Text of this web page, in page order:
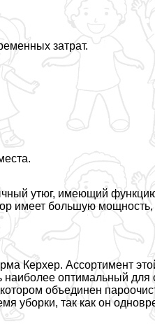
затрат.
утюг, имеющий
имеет большую мощность,
Керхер. Ассортимент
оптимальный для
объединен
уборки, так как он